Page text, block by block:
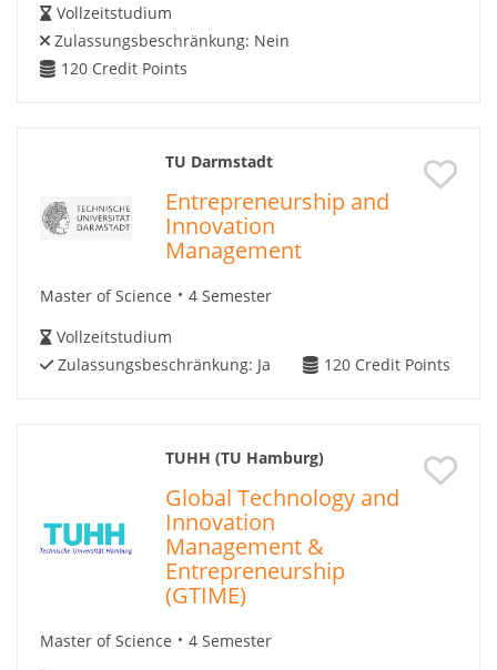
Vollzeitstudium
Zulassungsbeschränkung: Nein
120 Credit Points
TU Darmstadt
Entrepreneurship and
Innovation
Management
Master of Science
4 Semester
Vollzeitstudium
Zulassungsbeschränkung: Ja 120 Credit Points
TUHH (TU Hamburg)
Global Technology and
Innovation
Management &
Entrepreneurship
(GTIME)
Master of Science
4 Semester